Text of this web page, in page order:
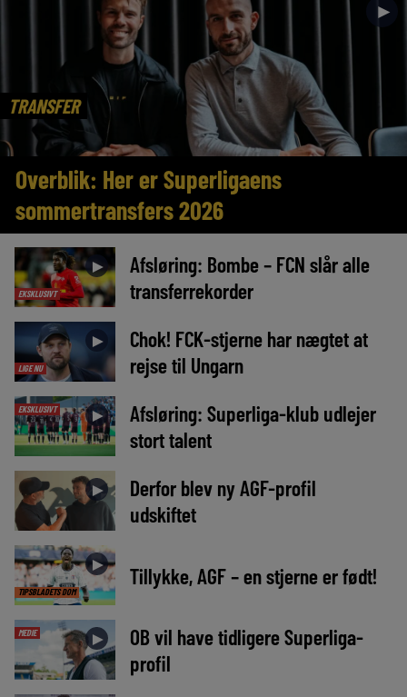
TRANSFER
►
Overblik: Her er Superligaens
sommertransfers 2026
EKSKLUSIVT
►
Afsløring: Bombe – FCN slår alle
transferrekorder
LIGE NU
►
Chok! FCK-stjerne har nægtet at
rejse til Ungarn
EKSKLUSIVT ►
Afsløring: Superliga-klub udlejer
stort talent
►
Derfor blev ny AGF-profil
udskiftet
TIPSBLADETS DOM
► Tillykke, AGF – en stjerne er født!
MEDIE ►
OB vil have tidligere Superliga-
profil